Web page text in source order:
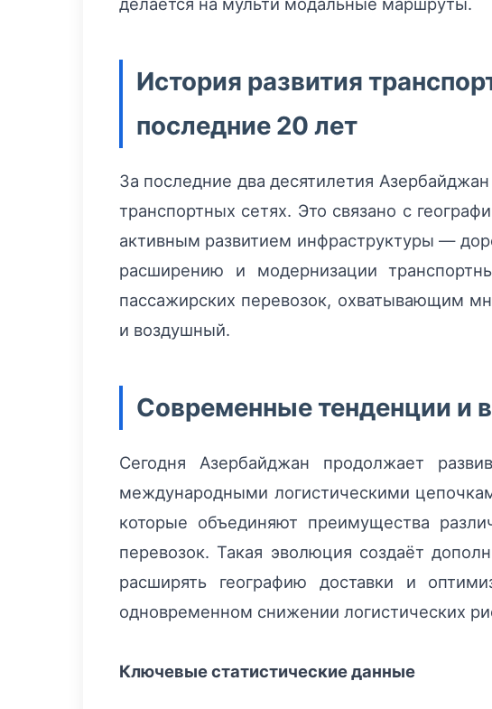
История развития
последние 20 лет
За последние два десятилетия
транспортных сетях. Это связано с
активным развитием инфраструктуры —
расширению и модернизации
пассажирских перевозок, охватывающим
и воздушный.
Современные тенденции и
Сегодня Азербайджан продолжает
международными логистическими
которые объединяют преимущества
перевозок. Такая эволюция создаёт
расширять географию доставки и
одновременном снижении логистических
Ключевые статистические данные